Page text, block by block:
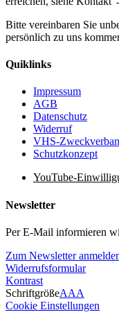
Bitte vereinbaren Sie
persönlich zu uns
Quiklinks
Impressum
AGB
Datenschutz
Widerruf
VHS-
Schutzkonzept
YouTube-
Newsletter
Per E-Mail informieren
Zum Newsletter
Widerrufsformular
Kontrast
SchriftgrößeAAA
Cookie Einstellungen